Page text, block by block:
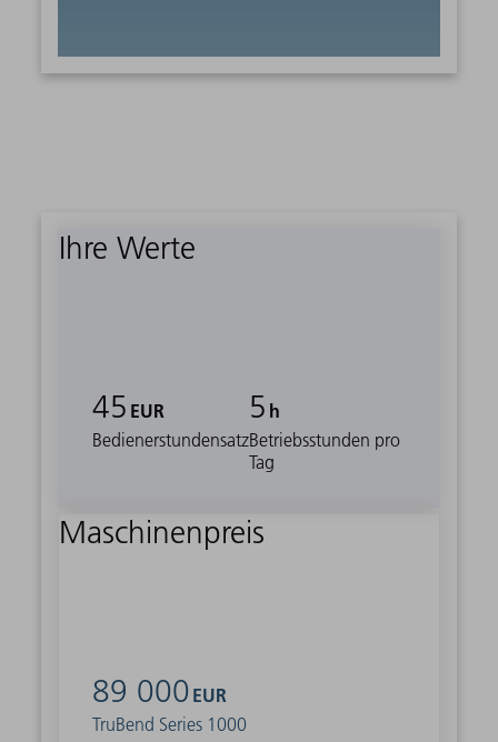
Ihre Werte
45 EUR
Bedienerstundensatz
5 h
Betriebsstunden pro
Tag
Maschinenpreis
89 000EUR
TruBend Series 1000